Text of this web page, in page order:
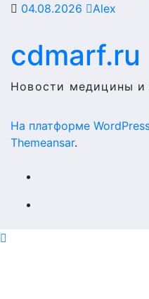
04.08.2026 Alex
cdmarf.ru
Новости медицины и
На платформе
Themeansar.